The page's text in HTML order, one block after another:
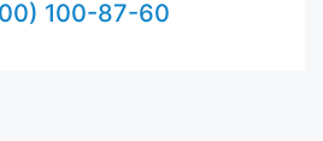
100-87-60